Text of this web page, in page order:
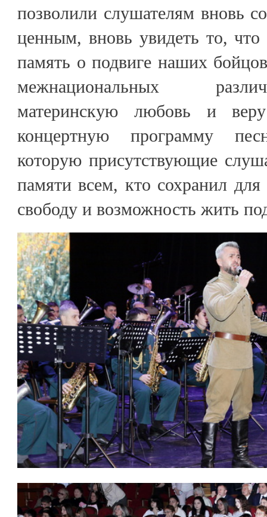
позволили слушателям вновь
ценным, вновь увидеть то, что
память о подвиге наших
межнациональных
материнскую любовь и
концертную программу
которую присутствующие
памяти всем, кто сохранил
свободу и возможность жить